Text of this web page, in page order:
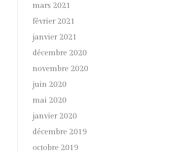
mars 2021
février 2021
janvier 2021
décembre 2020
novembre 2020
juin 2020
mai 2020
janvier 2020
décembre 2019
octobre 2019